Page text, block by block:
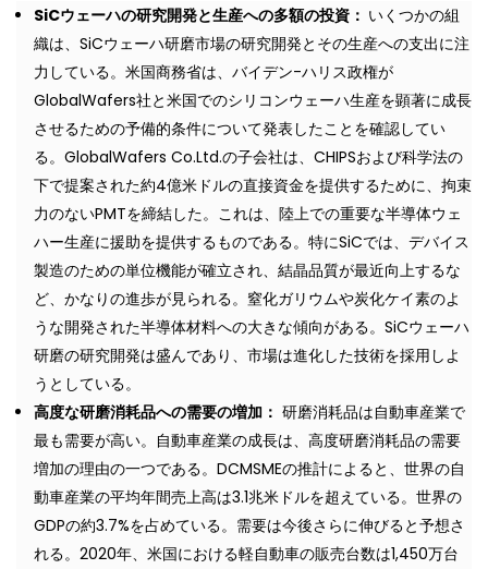
SiCウェーハの研究開発と生産への多額の投資： いくつかの組
織は、SiCウェーハ研磨市場の研究開発とその生産への支出に注
力している。米国商務省は、バイデン-ハリス政権が
GlobalWafers社と米国でのシリコンウェーハ生産を顕著に成長
させるための予備的条件について発表したことを確認してい
る。GlobalWafers Co.Ltd.の子会社は、CHIPSおよび科学法の
下で提案された約4億米ドルの直接資金を提供するために、拘束
力のないPMTを締結した。これは、陸上での重要な半導体ウェ
ハー生産に援助を提供するものである。特にSiCでは、デバイス
製造のための単位機能が確立され、結晶品質が最近向上するな
ど、かなりの進歩が見られる。窒化ガリウムや炭化ケイ素のよ
うな開発された半導体材料への大きな傾向がある。SiCウェーハ
研磨の研究開発は盛んであり、市場は進化した技術を採用しよ
うとしている。
高度な研磨消耗品への需要の増加： 研磨消耗品は自動車産業で
最も需要が高い。自動車産業の成長は、高度研磨消耗品の需要
増加の理由の一つである。DCMSMEの推計によると、世界の自
動車産業の平均年間売上高は3.1兆米ドルを超えている。世界の
GDPの約3.7%を占めている。需要は今後さらに伸びると予想さ
れる。2020年、米国における軽自動車の販売台数は1,450万台